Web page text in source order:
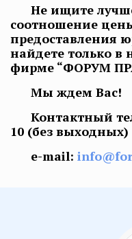
Не ищите
соотношение
предоставления
найдете только
фирме “ФОРУМ
Мы ждем Вас!
Контактный
10 (без выходных)
e-mail: